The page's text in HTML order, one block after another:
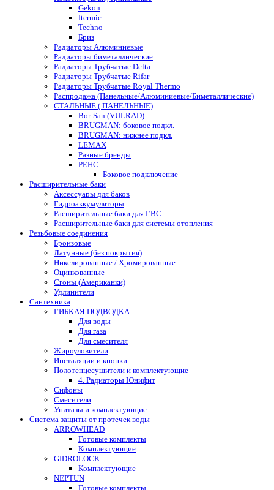
Gekon
Itermic
Techno
Бриз
Радиаторы Алюминиевые
Радиаторы биметаллические
Радиаторы Трубчатые Delta
Радиаторы Трубчатые Rifar
Радиаторы Трубчатые Royal Thermo
Распродажа (Панельные/Алюминиевые/Биметаллические)
СТАЛЬНЫЕ ( ПАНЕЛЬНЫЕ)
Bor-San (VULRAD)
BRUGMAN: боковое подкл.
BRUGMAN: нижнее подкл.
LEMAX
Разные бренды
РЕНС
Боковое подключение
Расширительные баки
Аксессуары для баков
Гидроаккумуляторы
Расширительные баки для ГВС
Расширительные баки для системы отопления
Резьбовые соединения
Бронзовые
Латунные (без покрытия)
Никелированные / Хромированные
Оцинкованные
Сгоны (Американки)
Удлинители
Сантехника
ГИБКАЯ ПОДВОДКА
Для воды
Для газа
Для смесителя
Жироуловители
Инсталяции и кнопки
Полотенцесушители и комплектующие
4. Радиаторы Юнифит
Сифоны
Смесители
Унитазы и комплектующие
Система защиты от протечек воды
ARROWHEAD
Готовые комплекты
Комплектующие
GIDROLOCK
Комплектующие
NEPTUN
Готовые комплекты